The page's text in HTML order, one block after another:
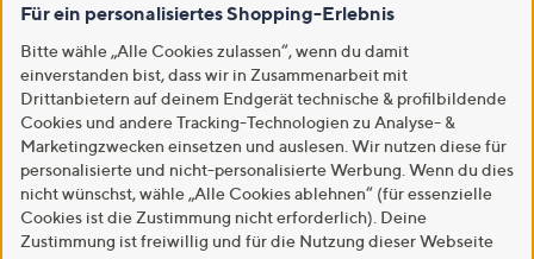
Für ein personalisiertes Shopping-Erlebnis
Bitte wähle „Alle Cookies zulassen“, wenn du damit
einverstanden bist, dass wir in Zusammenarbeit mit
Drittanbietern auf deinem Endgerät technische & profilbildende
Cookies und andere Tracking-Technologien zu Analyse- &
Marketingzwecken einsetzen und auslesen. Wir nutzen diese für
personalisierte und nicht-personalisierte Werbung. Wenn du dies
nicht wünschst, wähle „Alle Cookies ablehnen“ (für essenzielle
Cookies ist die Zustimmung nicht erforderlich). Deine
Zustimmung ist freiwillig und für die Nutzung dieser Webseite